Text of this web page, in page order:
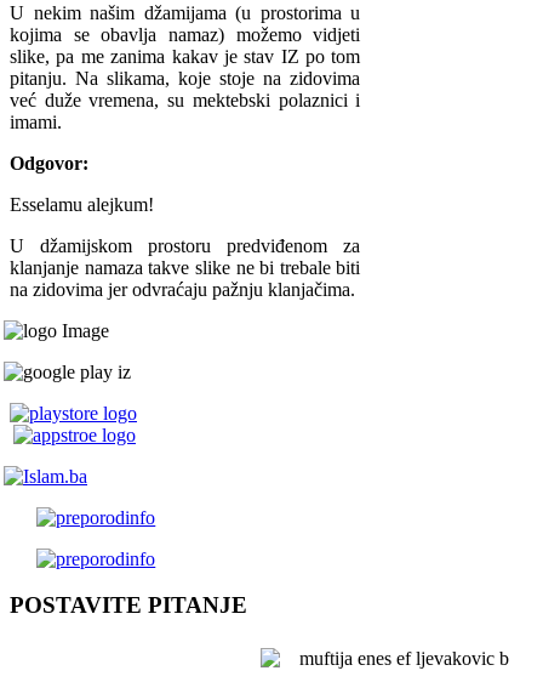
U nekim našim džamijama (u prostorima u
kojima se obavlja namaz) možemo vidjeti
slike, pa me zanima kakav je stav IZ po tom
pitanju. Na slikama, koje stoje na zidovima
već duže vremena, su mektebski polaznici i
imami.
Odgovor:
Esselamu alejkum!
U džamijskom prostoru predviđenom za
klanjanje namaza takve slike ne bi trebale biti
na zidovima jer odvraćaju pažnju klanjačima.
POSTAVITE PITANJE